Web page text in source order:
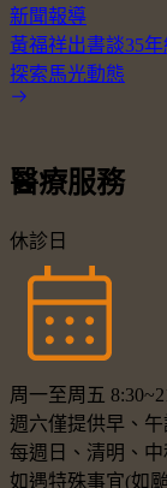
新聞報導
黃福祥出書談35
探索馬光動態
醫療服務
休診日
周一至周五
週六僅提供早、午
每週日、清明、
如遇特殊事宜(如